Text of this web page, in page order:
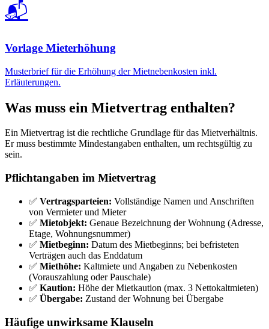
📬
Vorlage Mieterhöhung
Musterbrief für die Erhöhung der Mietnebenkosten inkl.
Erläuterungen.
Was muss ein Mietvertrag enthalten?
Ein Mietvertrag ist die rechtliche Grundlage für das Mietverhältnis.
Er muss bestimmte Mindestangaben enthalten, um rechtsgültig zu
sein.
Pflichtangaben im Mietvertrag
✅ Vertragsparteien: Vollständige Namen und Anschriften
von Vermieter und Mieter
✅ Mietobjekt: Genaue Bezeichnung der Wohnung (Adresse,
Etage, Wohnungsnummer)
✅ Mietbeginn: Datum des Mietbeginns; bei befristeten
Verträgen auch das Enddatum
✅ Miethöhe: Kaltmiete und Angaben zu Nebenkosten
(Vorauszahlung oder Pauschale)
✅ Kaution: Höhe der Mietkaution (max. 3 Nettokaltmieten)
✅ Übergabe: Zustand der Wohnung bei Übergabe
Häufige unwirksame Klauseln